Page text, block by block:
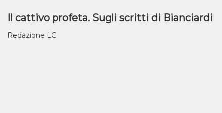
Il cattivo profeta. Sugli scritti di Bianciardi
Redazione LC